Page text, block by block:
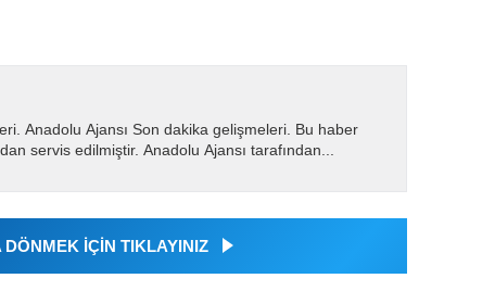
Anadolu Ajansı Son dakika gelişmeleri. Bu haber
servis edilmiştir. Anadolu Ajansı tarafından...
DÖNMEK İÇİN TIKLAYINIZ